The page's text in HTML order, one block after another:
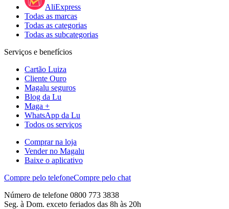
AliExpress
Todas as marcas
Todas as categorias
Todas as subcategorias
Serviços e benefícios
Cartão Luiza
Cliente Ouro
Magalu seguros
Blog da Lu
Maga +
WhatsApp da Lu
Todos os serviços
Comprar na loja
Vender no Magalu
Baixe o aplicativo
Compre pelo telefoneCompre pelo chat
Número de telefone 0800 773 3838
Seg. à Dom. exceto feriados das 8h às 20h